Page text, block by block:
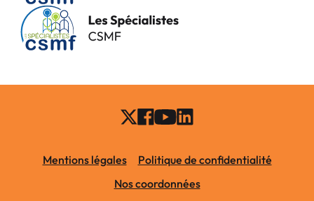
Mentions légales
Politique de confidentialité
Nos coordonnées